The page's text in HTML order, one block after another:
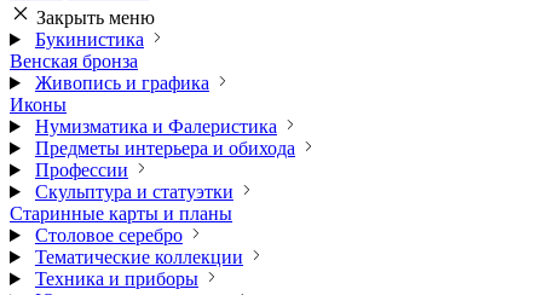
Закрыть меню
Букинистика
Венская бронза
Живопись и графика
Иконы
Нумизматика и Фалеристика
Предметы интерьера и обихода
Профессии
Скульптура и статуэтки
Старинные карты и планы
Столовое серебро
Тематические коллекции
Техника и приборы